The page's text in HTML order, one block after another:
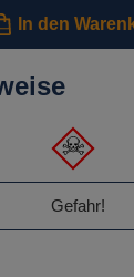
In den
Gefahr!